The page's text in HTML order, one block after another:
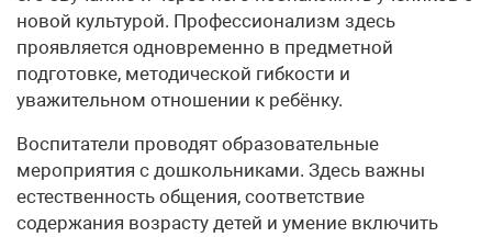
новой культурой. Профессионализм здесь
проявляется одновременно в предметной
подготовке, методической гибкости и
уважительном отношении к ребёнку.
Воспитатели проводят образовательные
мероприятия с дошкольниками. Здесь важны
естественность общения, соответствие
содержания возрасту детей и умение включить